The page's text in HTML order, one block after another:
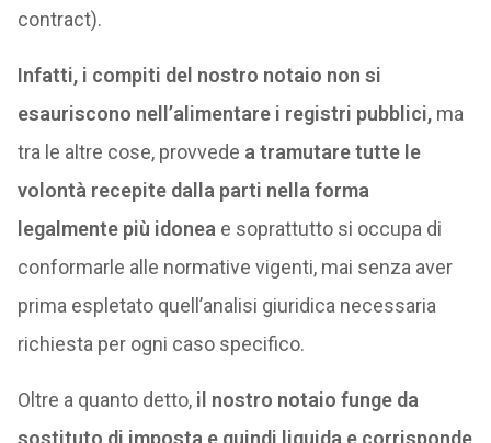
contract).
Infatti, i compiti del nostro notaio non si
esauriscono nell’alimentare i registri pubblici,ma
tra le altre cose, provvede a tramutare tutte le
volontà recepite dalla parti nella forma
legalmente più idonea e soprattutto si occupa di
conformarle alle normative vigenti, mai senza aver
prima espletato quell’analisi giuridica necessaria
richiesta per ogni caso specifico.
Oltre a quanto detto,il nostro notaio funge da
sostituto di imposta e quindi liquida e corrisponde